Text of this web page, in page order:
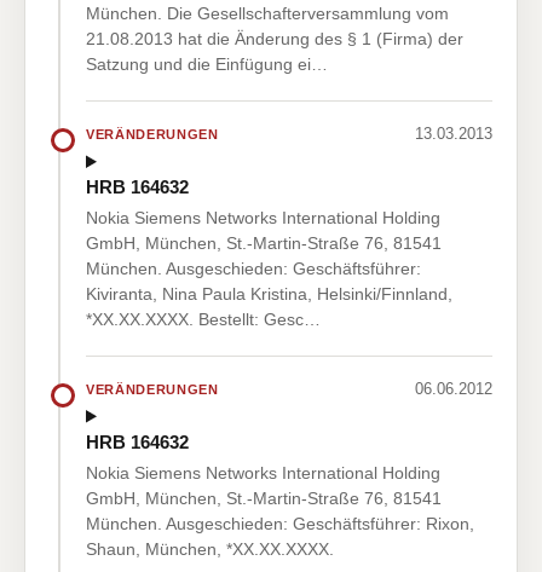
München. Die Gesellschafterversammlung vom
21.08.2013 hat die Änderung des § 1 (Firma) der
Satzung und die Einfügung ei…
VERÄNDERUNGEN 13.03.2013
HRB 164632
Nokia Siemens Networks International Holding
GmbH, München, St.-Martin-Straße 76, 81541
München. Ausgeschieden: Geschäftsführer:
Kiviranta, Nina Paula Kristina, Helsinki/Finnland,
*XX.XX.XXXX. Bestellt: Gesc…
VERÄNDERUNGEN 06.06.2012
HRB 164632
Nokia Siemens Networks International Holding
GmbH, München, St.-Martin-Straße 76, 81541
München. Ausgeschieden: Geschäftsführer: Rixon,
Shaun, München, *XX.XX.XXXX.